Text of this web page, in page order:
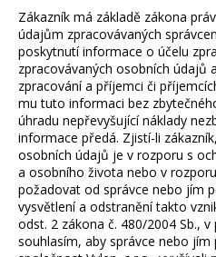
Zákazník má základě zákona
údajům zpracovávaných
poskytnutí informace o účelu
zpracovávaných osobních údajů
zpracování a příjemci či
mu tuto informaci bez
úhradu nepřevyšující náklady
informace předá. Zjistí-li
osobních údajů je v rozporu s
a osobního života nebo v
požadovat od správce nebo jím
vysvětlení a odstranění takto
odst. 2 zákona č. 480/2004 Sb.,
souhlasím, aby správce nebo